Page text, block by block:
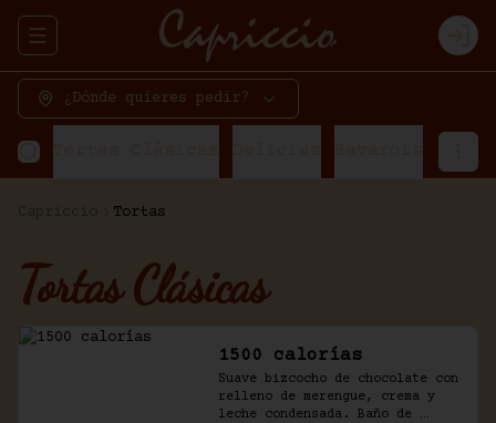
Abrir menu de navegación
¿Dónde quieres pedir?
Tortas
Tortas Clásicas
1500 calorías
Suave bizcocho de chocolate con
relleno de merengue, crema y
leche condensada. Baño de